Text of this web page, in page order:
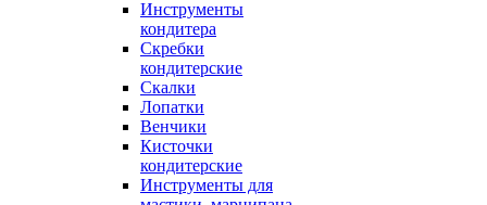
Инструменты
кондитера
Скребки
кондитерские
Скалки
Лопатки
Венчики
Кисточки
кондитерские
Инструменты для